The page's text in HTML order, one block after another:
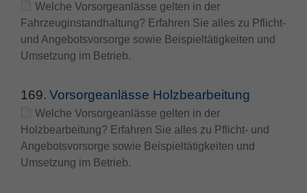
Welche Vorsorgeanlässe gelten in der
Fahrzeuginstandhaltung? Erfahren Sie alles zu Pflicht-
und Angebotsvorsorge sowie Beispieltätigkeiten und
Umsetzung im Betrieb.
169. Vorsorgeanlässe Holzbearbeitung
Welche Vorsorgeanlässe gelten in der
Holzbearbeitung? Erfahren Sie alles zu Pflicht- und
Angebotsvorsorge sowie Beispieltätigkeiten und
Umsetzung im Betrieb.